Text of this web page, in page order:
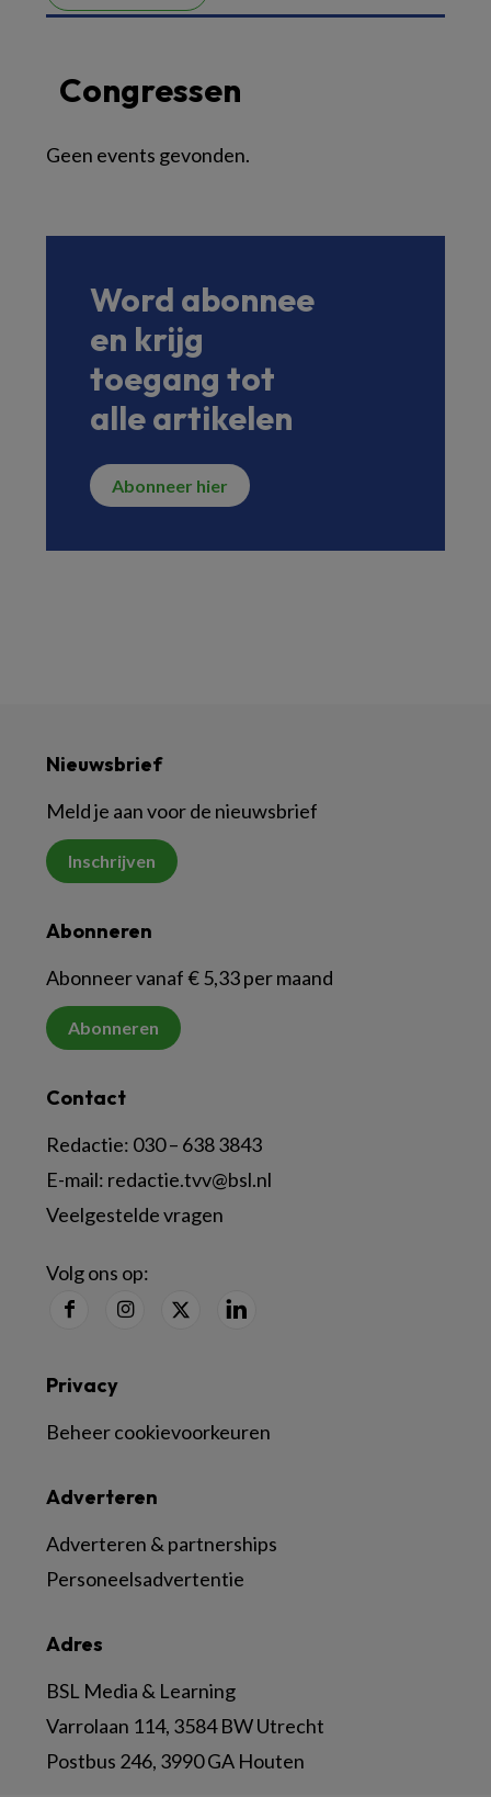
Congressen
Geen events gevonden.
Word abonnee
en krijg
toegang tot
alle artikelen
Abonneer hier
Nieuwsbrief
Meld je aan voor de nieuwsbrief
Inschrijven
Abonneren
Abonneer vanaf € 5,33 per maand
Abonneren
Contact
Redactie: 030 – 638 3843
E-mail: redactie.tvv@bsl.nl
Veelgestelde vragen
Volg ons op:
Adres
BSL Media & Learning
Varrolaan 114, 3584 BW Utrecht
Postbus 246, 3990 GA Houten
Adverteren
Adverteren & partnerships
Personeelsadvertentie
Privacy
Beheer cookievoorkeuren